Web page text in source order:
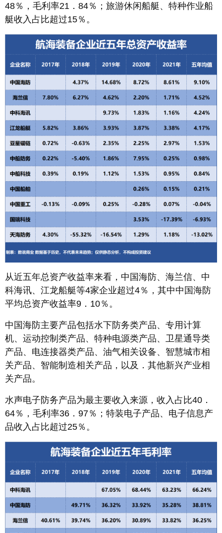
48％，毛利率21．84％；旅游休闲船艇、特种作业船
艇收入占比超过15％。
从近五年总资产收益率来看，中国海防、海兰信、中
科海讯、江龙船艇等4家企业超过4％，其中中国海防
平均总资产收益率9．10％。
中国海防主要产品包括水下防务类产品、专用计算
机、运动控制类产品、特种电源类产品、卫星通导类
产品、电连接器类产品、油气相关设备、智慧城市相
关产品、智能制造相关产品，以及．其他新兴产业相
关产品。
水声电子防务产品为最主要收入来源，收入占比40．
64％，毛利率36．97％；特装电子产品、电子信息产
品收入占比超过25％。